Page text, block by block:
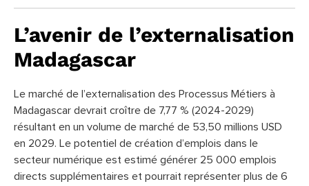
L’avenir de l’externalisation
Madagascar
Le marché de l’externalisation des Processus Métiers à
Madagascar devrait croître de 7,77 % (2024-2029)
résultant en un volume de marché de 53,50 millions USD
en 2029. Le potentiel de création d’emplois dans le
secteur numérique est estimé générer 25 000 emplois
directs supplémentaires et pourrait représenter plus de 6